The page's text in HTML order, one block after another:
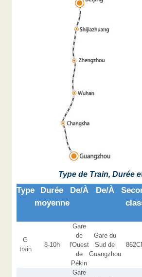
Type de Train, Durée
Type
Durée
moyenne
De/À De/À
G
train
8-10h
Gare
de
l'Ouest
de
Pékin
Gare du
Sud de
Guangzhou
Gare